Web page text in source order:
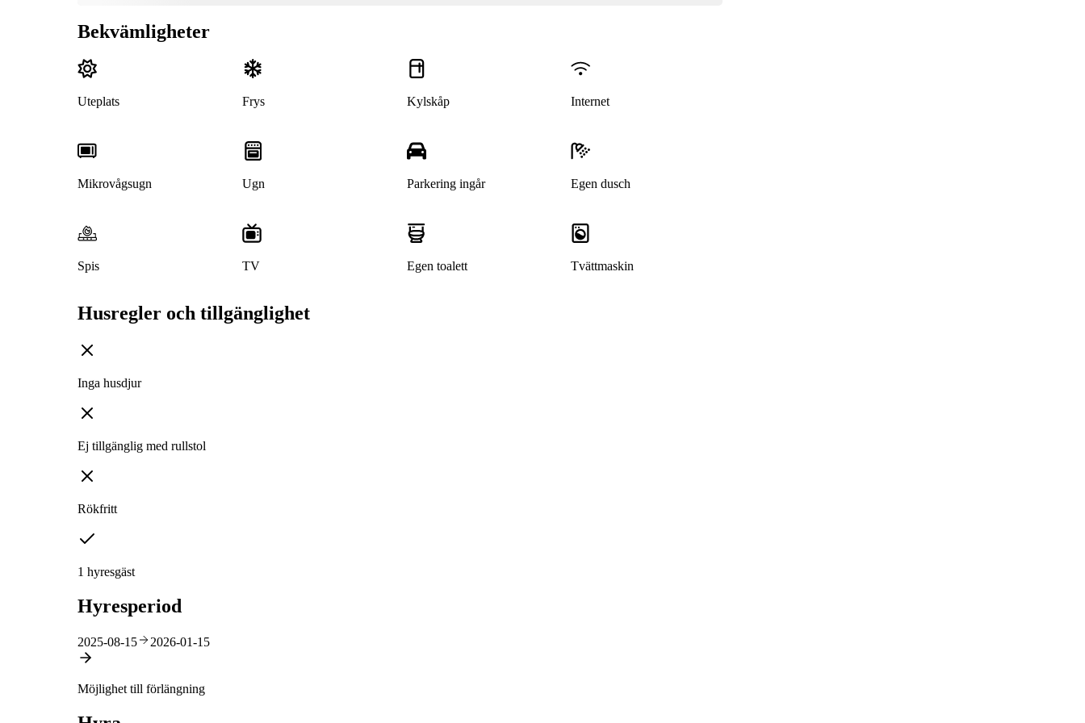
Bekvämligheter
Uteplats Frys Kylskåp Internet
Mikrovågsugn Ugn Parkering ingår Egen dusch
Spis TV Egen toalett Tvättmaskin
Husregler och tillgänglighet
Inga husdjur
Ej tillgänglig med rullstol
Rökfritt
1 hyresgäst
Hyresperiod
2025-08-15 2026-01-15
Möjlighet till förlängning